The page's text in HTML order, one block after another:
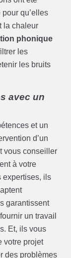
qu’elles
la chaleur
phonique
les
les bruits
avec un
et un
d’un
vous conseiller
à votre
expertises, ils
garantissent
un travail
Et, ils vous
votre projet
des problèmes